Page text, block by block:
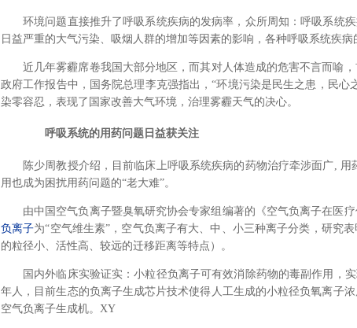
环境问题直接推升了呼吸系统疾病的发病率，众所周知：呼吸系统
日益严重的大气污染、吸烟人群的增加等因素的影响，各种呼吸系统疾病
近几年雾霾席卷我国大部分地区，而其对人体造成的危害不言而喻
政府工作报告中，国务院总理李克强指出，“环境污染是民生之患，民心
染零容忍，表现了国家改善大气环境，治理雾霾天气的决心。
呼吸系统的用药问题日益获关注
陈少周教授介绍，目前临床上呼吸系统疾病的药物治疗牵涉面广,
用也成为困扰用药问题的“老大难”。
由中国空气负离子暨臭氧研究协会专家组编著的《空气负离子在医
负离子为“空气维生素”，空气负离子有大、中、小三种离子分类，研究
的粒径小、活性高、较远的迁移距离等特点）。
国内外临床实验证实：小粒径负离子可有效消除药物的毒副作用，
年人，目前生态的负离子生成芯片技术使得人工生成的小粒径负氧离子
空气负离子生成机。XY